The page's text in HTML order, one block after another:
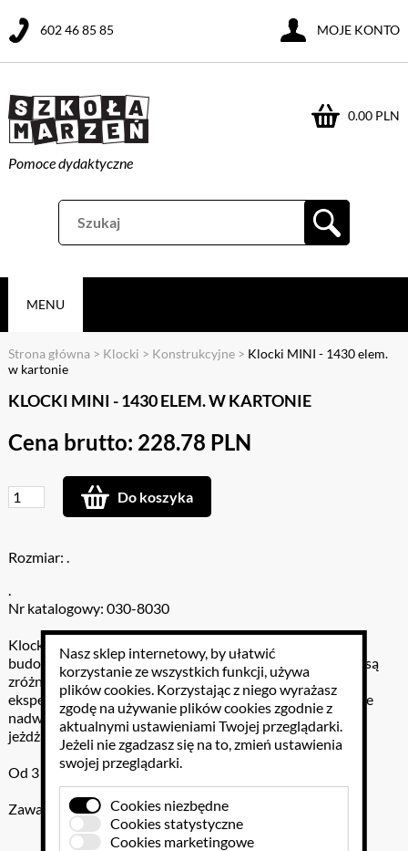
Pomoce dydaktyczne
0.00 PLN
602 46 85 85 MOJE KONTO
MENU
Strona główna > Klocki > Konstrukcyjne> Klocki MINI - 1430 elem.
w kartonie
KLOCKI MINI - 1430 ELEM. W KARTONIE
Cena brutto: 228.78 PLN
Do koszyka
Rozmiar: .
.
Nr katalogowy: 030-8030
Klocki o najmniejszym rozmiarze umożliwiają kreatywne
budowanie przedszkolakom. Kształty i wielkości klocków są
zróżnicowane, co zachęca dzieci do tworzenia i
eksperymentowania. Dodatkowo do zestawu są dołączone
nadwozia, podwozia i koła, które umożliwiają złożenie
jeżdżących pojazdów.
Od 3 lat
Zawartość: 1430 elementów - w szarym kartonie
Nasz sklep internetowy, by ułatwić
korzystanie ze wszystkich funkcji, używa
plików cookies. Korzystając z niego wyrażasz
zgodę na używanie plików cookies zgodnie z
aktualnymi ustawieniami Twojej przeglądarki.
Jeżeli nie zgadzasz się na to, zmień ustawienia
swojej przeglądarki.
Cookies niezbędne
Cookies statystyczne
Cookies marketingowe